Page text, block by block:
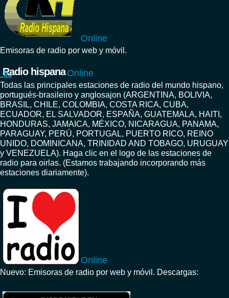
Online
Emisoras de radio por web y móvil.
Radio hispana Online
Todas las principales estaciones de radio del mundo hispano,
portugués-brasileiro y anglosajon (ARGENTINA, BOLIVIA,
BRASIL, CHILE, COLOMBIA, COSTA RICA, CUBA,
ECUADOR, EL SALVADOR, ESPAÑA, GUATEMALA, HAITI,
HONDURAS, JAMAICA, MÉXICO, NICARAGUA, PANAMA,
PARAGUAY, PERÚ, PORTUGAL, PUERTO RICO, REINO
UNIDO, DOMINICANA, TRINIDAD AND TOBAGO, URUGUAY
y VENEZUELA). Haga clic en el logo de las estaciones de
radio para oirlas. (Estamos trabajando incorporando más
estaciones diariamente).
Online
Nuevo: Emisoras de radio por web y móvil. Descargas: